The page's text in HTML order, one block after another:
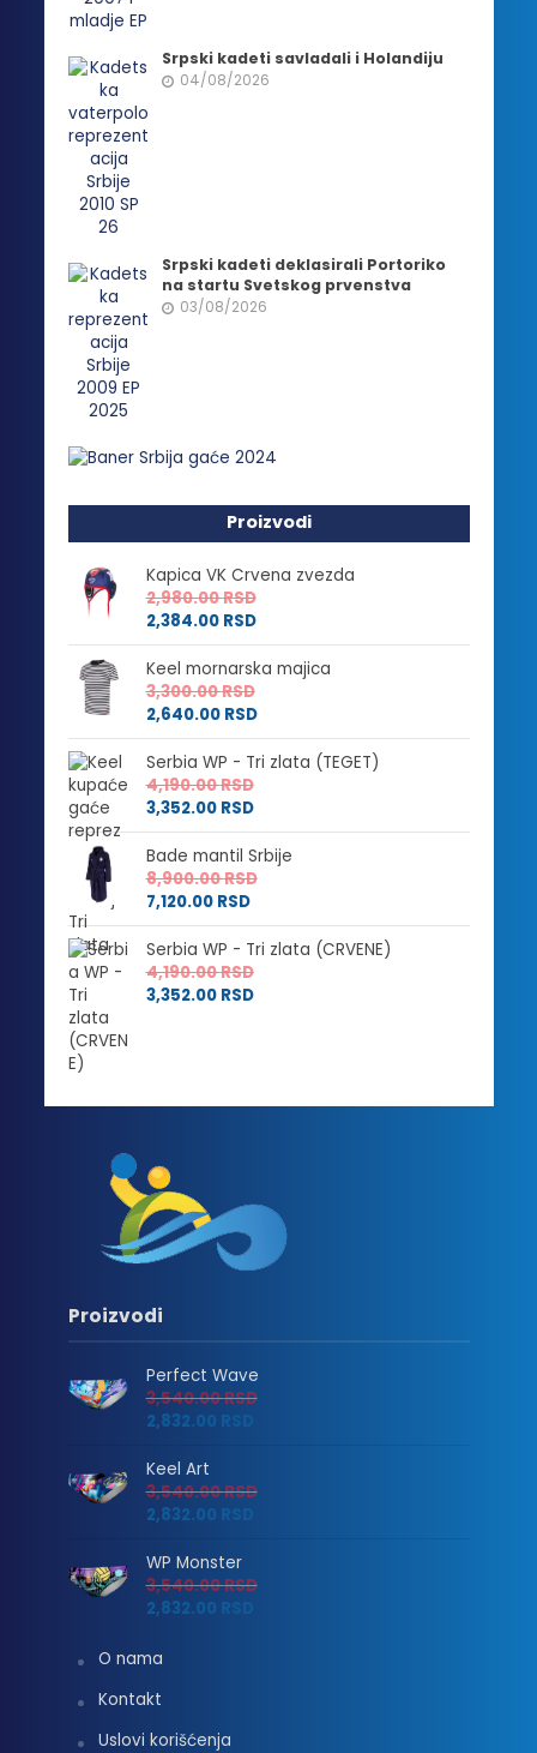
Srpski kadeti savladali i Holandiju
04/08/2026
Srpski kadeti deklasirali Portoriko
na startu Svetskog prvenstva
03/08/2026
Proizvodi
Kapica VK Crvena zvezda
2,980.00RSD
2,384.00 RSD
Keel mornarska majica
3,300.00RSD
2,640.00 RSD
Serbia WP - Tri zlata (TEGET)
4,190.00RSD
3,352.00 RSD
Bade mantil Srbije
8,900.00RSD
7,120.00 RSD
Serbia WP - Tri zlata (CRVENE)
4,190.00RSD
3,352.00 RSD
Proizvodi
Perfect Wave
3,540.00RSD
2,832.00 RSD
Keel Art
3,540.00RSD
2,832.00 RSD
WP Monster
3,540.00RSD
2,832.00 RSD
O nama
Kontakt
Uslovi korišćenja